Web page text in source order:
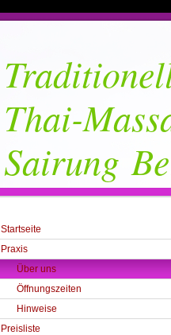
Thai-
Sairung
Startseite
Praxis
Über uns
Öffnungszeiten
Hinweise
Preisliste